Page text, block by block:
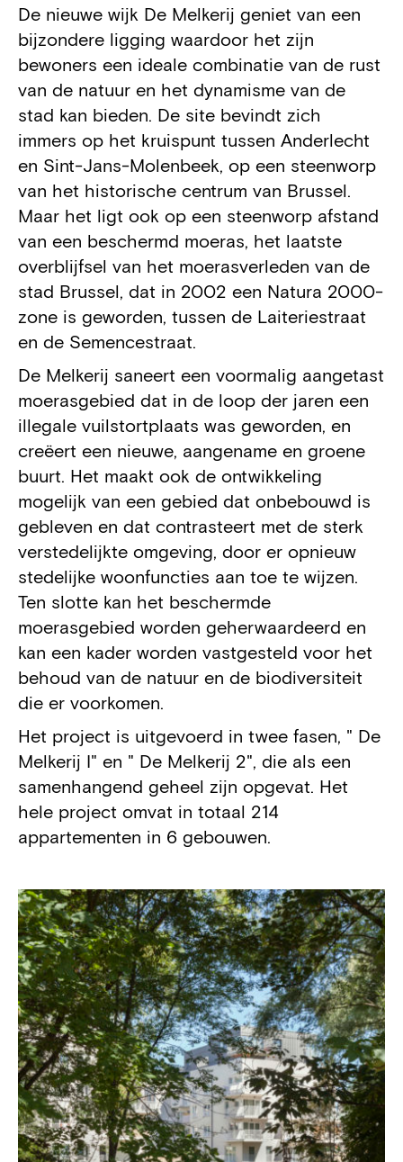
Projectdetails
De nieuwe wijk De Melkerij geniet van een
bijzondere ligging waardoor het zijn
bewoners een ideale combinatie van de rust
van de natuur en het dynamisme van de
stad kan bieden. De site bevindt zich
immers op het kruispunt tussen Anderlecht
en Sint-Jans-Molenbeek, op een steenworp
van het historische centrum van Brussel.
Maar het ligt ook op een steenworp afstand
van een beschermd moeras, het laatste
overblijfsel van het moerasverleden van de
stad Brussel, dat in 2002 een Natura 2000-
zone is geworden, tussen de Laiteriestraat
en de Semencestraat.
De Melkerij saneert een voormalig aangetast
moerasgebied dat in de loop der jaren een
illegale vuilstortplaats was geworden, en
creëert een nieuwe, aangename en groene
buurt. Het maakt ook de ontwikkeling
mogelijk van een gebied dat onbebouwd is
gebleven en dat contrasteert met de sterk
verstedelijkte omgeving, door er opnieuw
stedelijke woonfuncties aan toe te wijzen.
Ten slotte kan het beschermde
moerasgebied worden geherwaardeerd en
kan een kader worden vastgesteld voor het
behoud van de natuur en de biodiversiteit
die er voorkomen.
Het project is uitgevoerd in twee fasen, " De
Melkerij I" en " De Melkerij 2", die als een
samenhangend geheel zijn opgevat. Het
hele project omvat in totaal 214
appartementen in 6 gebouwen.